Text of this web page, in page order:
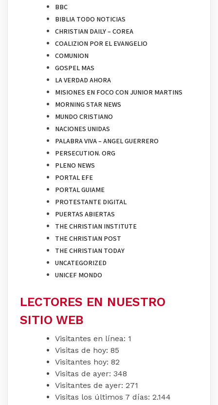
BBC
BIBLIA TODO NOTICIAS
CHRISTIAN DAILY – COREA
COALIZION POR EL EVANGELIO
COMUNION
GOSPEL MAS
LA VERDAD AHORA
MISIONES EN FOCO CON JUNIOR MARTINS
MORNING STAR NEWS
MUNDO CRISTIANO
NACIONES UNIDAS
PALABRA VIVA – ANGEL GUERRERO
PERSECUTION. ORG
PLENO NEWS
PORTAL EFE
PORTAL GUIAME
PROTESTANTE DIGITAL
PUERTAS ABIERTAS
THE CHRISTIAN INSTITUTE
THE CHRISTIAN POST
THE CHRISTIAN TODAY
UNCATEGORIZED
UNICEF MONDO
LECTORES EN NUESTRO
SITIO WEB
Visitantes en línea: 1
Visitas de hoy: 85
Visitantes hoy: 82
Visitas de ayer: 348
Visitantes de ayer: 271
Visitas los últimos 7 días: 2.144